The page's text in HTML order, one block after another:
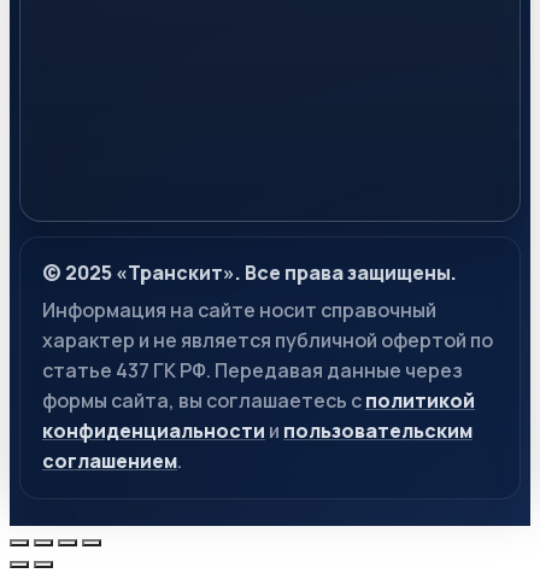
© 2025 «Транскит». Все права защищены.
Информация на сайте носит справочный
характер и не является публичной офертой по
статье 437 ГК РФ. Передавая данные через
формы сайта, вы соглашаетесь сполитикой
конфиденциальности и пользовательским
соглашением.